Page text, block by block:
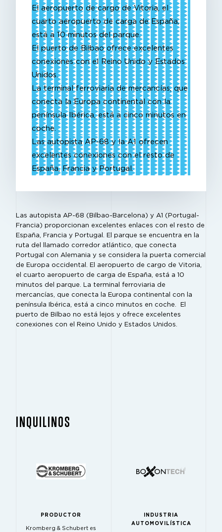
El aeropuerto de cargo de Vitoria, el
cuarto aeropuerto de carga de España,
está a 10 minutos del parque.
El puerto de Bilbao ofrece excelentes
conexiones con el Reino Unido y Estados
Unidos.
La terminal ferroviaria de mercancías, que
conecta la Europa continental con la
península Ibérica, está a cinco minutos en
coche.
Las autopista AP-68 y la A1 ofrecen
excelentes conexiones con el resto de
España, Francia y Portugal.
Las autopista AP-68 (Bilbao-Barcelona) y A1 (Portugal-
Francia) proporcionan excelentes enlaces con el resto de
España, Francia y Portugal. El parque se encuentra en la
ruta del llamado corredor atlántico, que conecta
Portugal con Alemania y se considera la puerta comercial
de Europa occidental. El aeropuerto de cargo de Vitoria,
el cuarto aeropuerto de carga de España, está a 10
minutos del parque. La terminal ferroviaria de
mercancías, que conecta la Europa continental con la
península Ibérica, está a cinco minutos en coche. El
puerto de Bilbao no está lejos y ofrece excelentes
conexiones con el Reino Unido y Estados Unidos.
INQUILINOS
PRODUCTOR
Kromberg & Schubert es
INDUSTRIA
AUTOMOVILÍSTICA